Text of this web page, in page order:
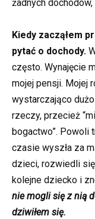
żadnych dochodów,
Kiedy zacząłem
pytać o dochody.
często. Wynajęcie
mojej pensji. Mojej
wystarczająco
rzeczy, przecież
bogactwo”. Powoli
czasie wyszła za
dzieci, rozwiedli
kolejne dziecko i
nie mogli się z nią
dziwiłem się.